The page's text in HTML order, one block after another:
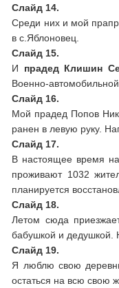
Слайд 14.
Среди них и мой
в с.Яблоновец.
Слайд 15.
И прадед Клишин
Военно-
Слайд 16.
Мой прадед Попов
ранен в левую руку.
Слайд 17.
В настоящее время
проживают 1032
планируется
Слайд 18.
Летом сюда
бабушкой и дедушкой.
Слайд 19.
Я люблю свою
остаться на всю свою